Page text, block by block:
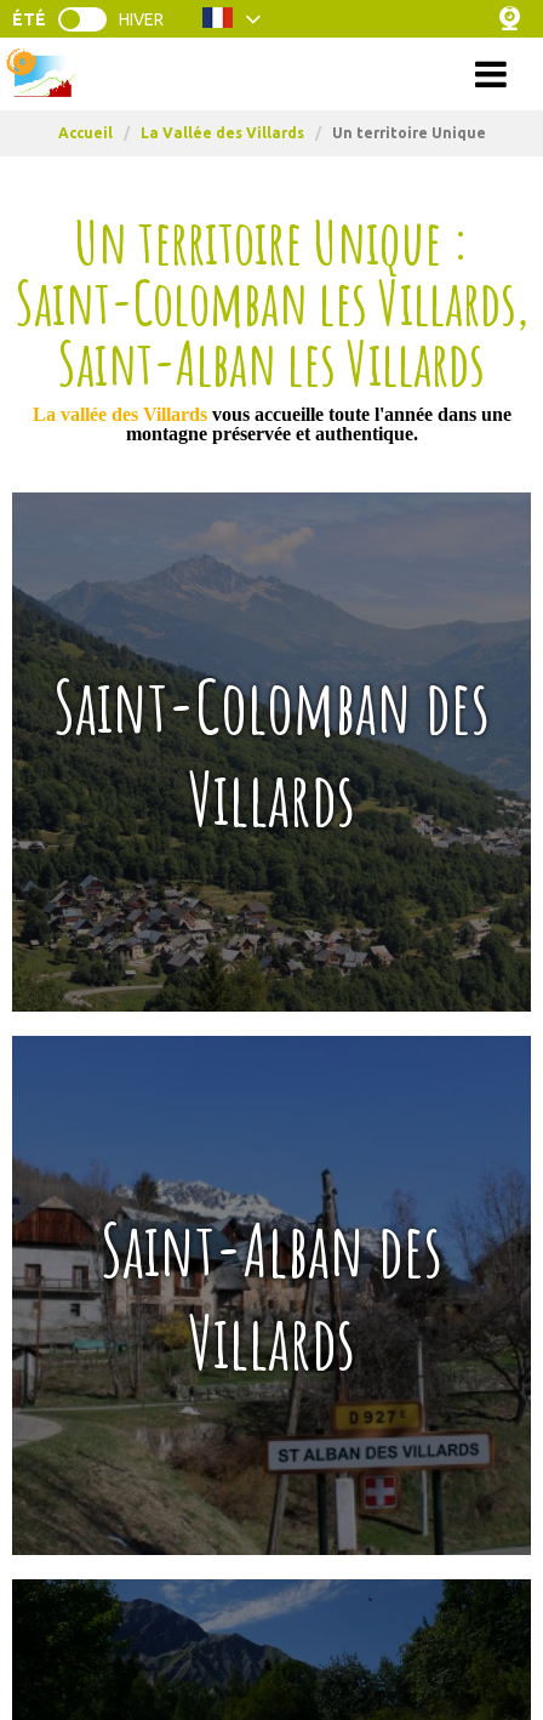
ÉTÉ HIVER
Accueil / La Vallée des Villards / Un territoire Unique
Un territoire Unique :
Saint-Colomban les Villards,
Saint-Alban les Villards
La vallée des Villardsvous accueille toute l'année dans une
montagne préservée et authentique.
Saint-Colomban des
Villards
Saint-Alban des
Villards